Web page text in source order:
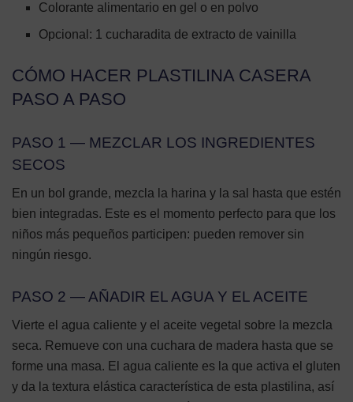
Colorante alimentario en gel o en polvo
Opcional: 1 cucharadita de extracto de vainilla
CÓMO HACER PLASTILINA CASERA
PASO A PASO
PASO 1 — MEZCLAR LOS INGREDIENTES
SECOS
En un bol grande, mezcla la harina y la sal hasta que estén
bien integradas. Este es el momento perfecto para que los
niños más pequeños participen: pueden remover sin
ningún riesgo.
PASO 2 — AÑADIR EL AGUA Y EL ACEITE
Vierte el agua caliente y el aceite vegetal sobre la mezcla
seca. Remueve con una cuchara de madera hasta que se
forme una masa. El agua caliente es la que activa el gluten
y da la textura elástica característica de esta plastilina, así